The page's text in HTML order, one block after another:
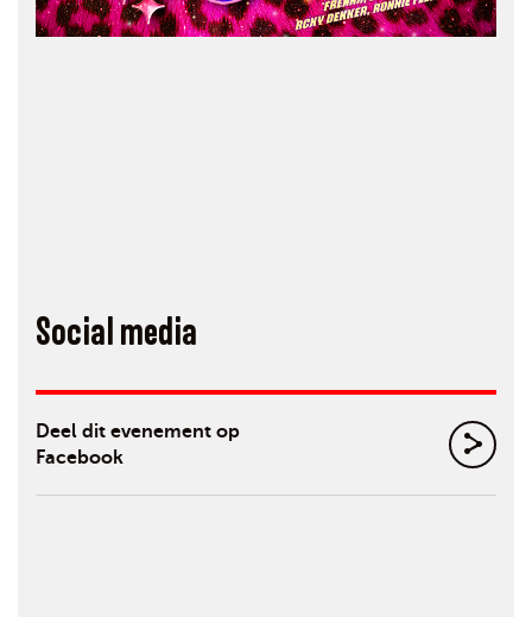
Social media
Deel dit evenement op
Facebook